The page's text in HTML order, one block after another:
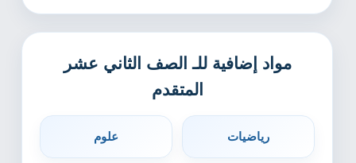
مواد إضافية للـ الصف الثاني عشر
المتقدم
رياضيات علوم